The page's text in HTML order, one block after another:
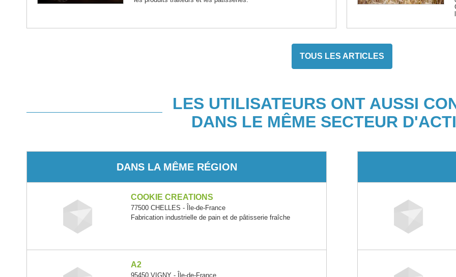
TOUS LES ARTICLES
LES UTILISATEURS ONT AUSSI
DANS LE MÊME SECTEUR
DANS LA MÊME RÉGION
COOKIE CREATIONS
77500 CHELLES - Île-de-France
Fabrication industrielle de pain et de pâtisserie fraîche
A2
95450 VIGNY - Île-de-France